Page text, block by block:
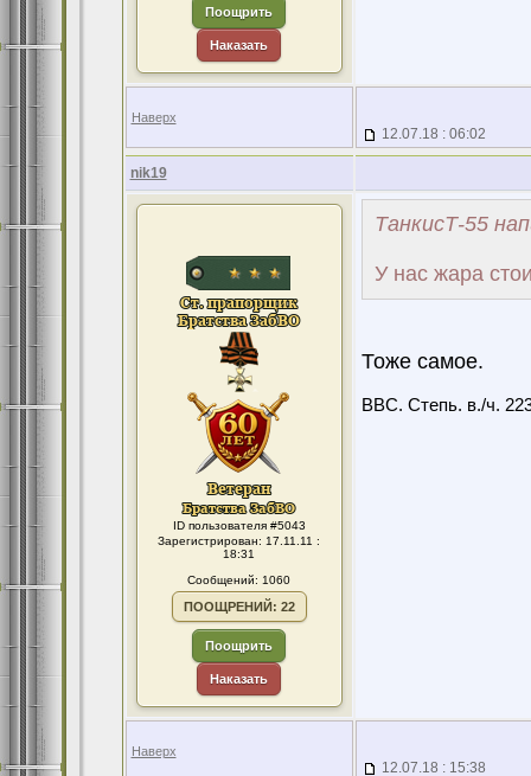
Поощрить
Наказать
Наверх
12.07.18 : 06:02
nik19
ID пользователя #5043
Зарегистрирован: 17.11.11 :
18:31
Сообщений: 1060
ПООЩРЕНИЙ: 22
Поощрить
Наказать
ТанкисТ-55
У нас жара
Тоже самое.
ВВС. Степь. в./ч.
Наверх
12.07.18 : 15:38